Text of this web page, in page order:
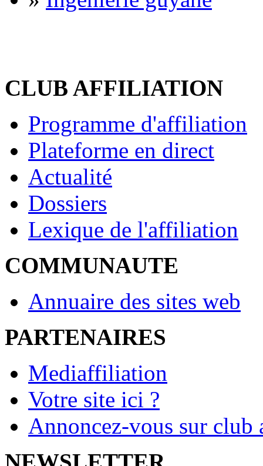
CLUB AFFILIATION
Programme d'affiliation
Plateforme en direct
Actualité
Dossiers
Lexique de l'affiliation
COMMUNAUTE
Annuaire des sites web
PARTENAIRES
Mediaffiliation
Votre site ici ?
Annoncez-vous sur